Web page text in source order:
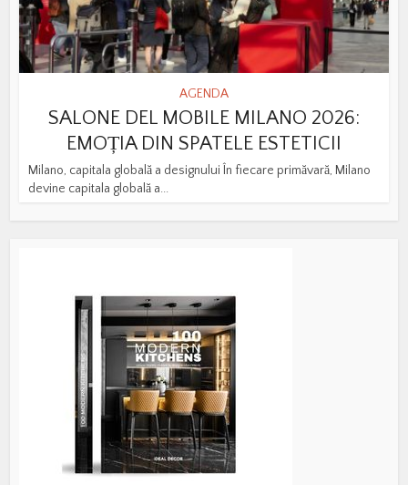
AGENDA
SALONE DEL MOBILE MILANO 2026:
EMOȚIA DIN SPATELE ESTETICII
Milano, capitala globală a designului În fiecare primăvară, Milano
devine capitala globală a...